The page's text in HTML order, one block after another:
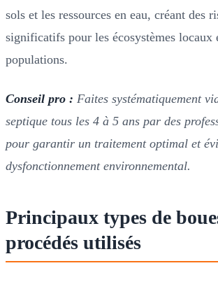
sols et les ressources en eau, créant des
significatifs pour les écosystèmes locaux
populations.
Conseil pro : Faites systématiquement
septique tous les 4 à 5 ans par des
pour garantir un traitement optimal et
dysfonctionnement environnemental.
Principaux types de
procédés utilisés